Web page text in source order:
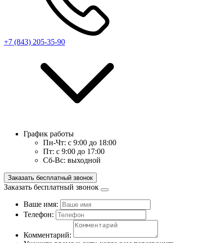
+7 (843) 205-35-90
График работы
Пн-Чт: с 9:00 до 18:00
Пт: с 9:00 до 17:00
Сб-Вс: выходной
Заказать бесплатный звонок
Заказать бесплатный звонок
Ваше имя:
Телефон:
Комментарий: